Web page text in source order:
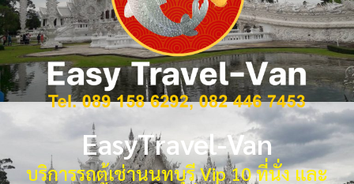
EasyTravel-Van
บริการรถตู้เช่านนทบุรี Vip 10 ที่นั่ง และ